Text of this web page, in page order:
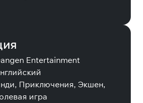
Entertainment
Приключения, Экшен,
игра